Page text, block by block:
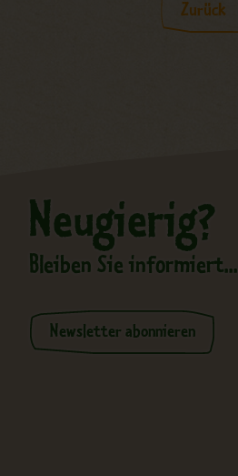
Zurück
Neugierig?
Bleiben Sie informiert...
Newsletter abonnieren